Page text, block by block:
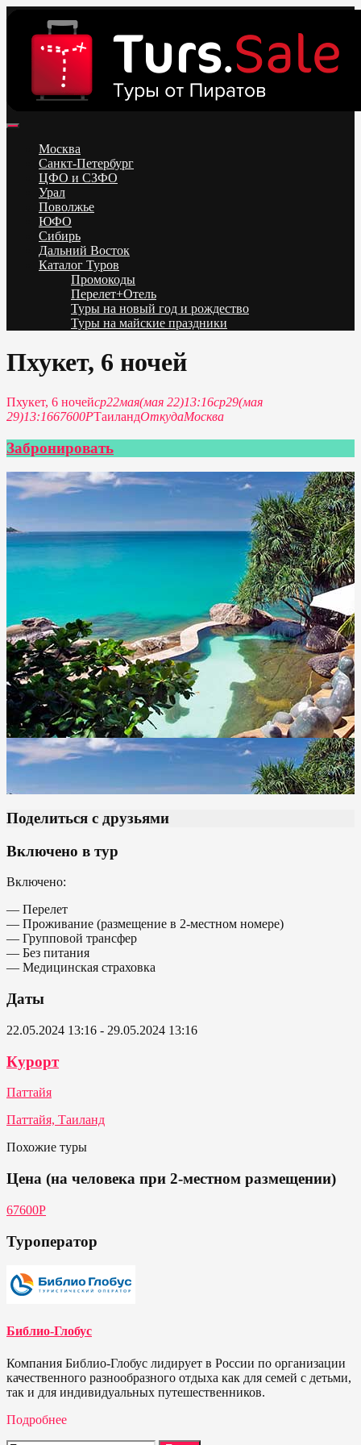
content
Низкие цены на путевки 3-7-10 ночей все включено, отдых на
море. Распродажа экскурсионных и горнолыжных туров.
Обновление каждый день. Официальный сайт Тур Сейл
Москва
Санкт-Петербург
ЦФО и СЗФО
Урал
Поволжье
ЮФО
Сибирь
Дальний Восток
Каталог Туров
Промокоды
Перелет+Отель
Туры на новый год и рождество
Туры на майские праздники
Пхукет, 6 ночей
Пхукет, 6 ночейср22мая(мая 22)13:16ср29(мая
29)13:1667600РТаиландОткудаМосква
Забронировать
Поделиться с друзьями
Включено в тур
Включено:
— Перелет
— Проживание (размещение в 2-местном номере)
— Групповой трансфер
— Без питания
— Медицинская страховка
Даты
22.05.2024 13:16 - 29.05.2024 13:16
Курорт
Паттайя
Паттайя, Таиланд
Похожие туры
Цена (на человека при 2-местном размещении)
67600Р
Туроператор
Библио-Глобус
Компания Библио-Глобус лидирует в России по организации
качественного разнообразного отдыха как для семей с детьми,
так и для индивидуальных путешественников.
Подробнее